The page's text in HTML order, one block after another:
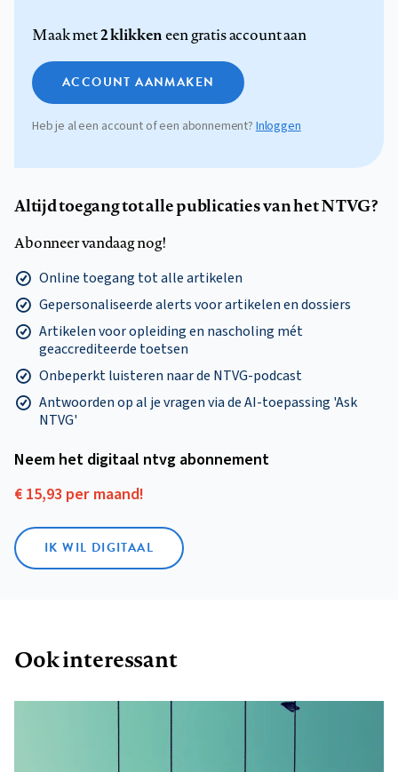
Maak met2 klikkeneen gratis account aan
ACCOUNT AANMAKEN
Heb je al een account of een abonnement? Inloggen
Altijd toegang tot alle publicaties van het NTVG?
Abonneer vandaag nog!
Online toegang tot alle artikelen
Gepersonaliseerde alerts voor artikelen en dossiers
Artikelen voor opleiding en nascholing mét
geaccrediteerde toetsen
Onbeperkt luisteren naar de NTVG-podcast
Antwoorden op al je vragen via de AI-toepassing 'Ask
NTVG'
Neem het digitaal ntvg abonnement
€ 15,93 per maand!
IK WIL DIGITAAL
Ook interessant